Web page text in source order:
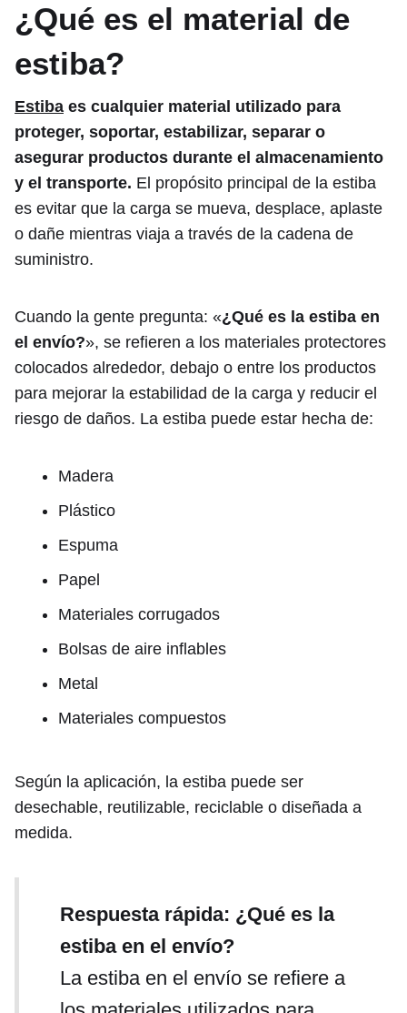
¿Qué es el material de
estiba?
Estiba es cualquier material utilizado para
proteger, soportar, estabilizar, separar o
asegurar productos durante el almacenamiento
y el transporte. El propósito principal de la estiba
es evitar que la carga se mueva, desplace, aplaste
o dañe mientras viaja a través de la cadena de
suministro.
Cuando la gente pregunta: «¿Qué es la estiba en
el envío?», se refieren a los materiales protectores
colocados alrededor, debajo o entre los productos
para mejorar la estabilidad de la carga y reducir el
riesgo de daños. La estiba puede estar hecha de:
Madera
Plástico
Espuma
Papel
Materiales corrugados
Bolsas de aire inflables
Metal
Materiales compuestos
Según la aplicación, la estiba puede ser
desechable, reutilizable, reciclable o diseñada a
medida.
Respuesta rápida: ¿Qué es la
estiba en el envío?
La estiba en el envío se refiere a